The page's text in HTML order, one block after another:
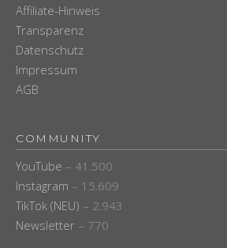
Affiliate-Hinweis
Transparenz
Datenschutz
Impressum
AGB
COMMUNITY
YouTube – 41.500
Instagram – 15.609
TikTok (NEU) – 2.943
Newsletter – 770